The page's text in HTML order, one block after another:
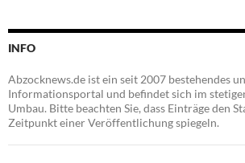
INFO
Abzocknews.de ist ein seit 2007 bestehendes
Informationsportal und befindet sich im
Umbau. Bitte beachten Sie, dass Einträge den
Zeitpunkt einer Veröffentlichung spiegeln.